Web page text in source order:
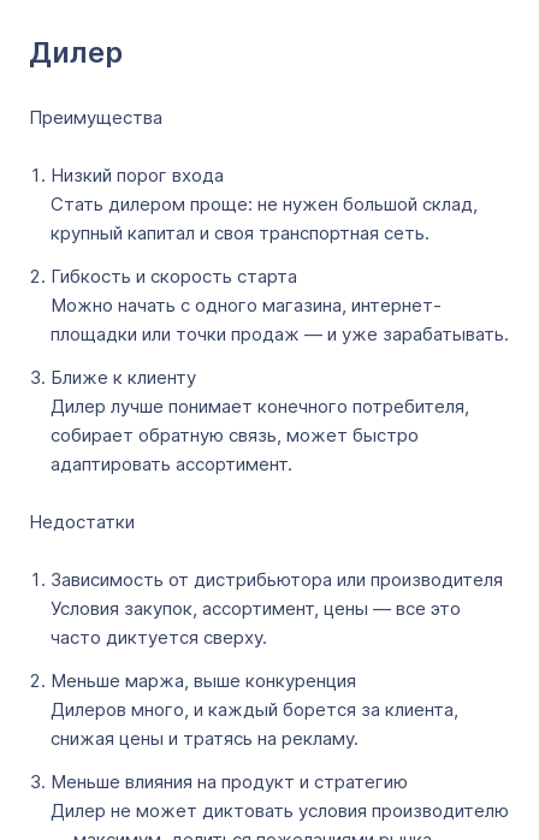
Дилер
Преимущества
Низкий порог входа
Стать дилером проще: не нужен большой склад,
крупный капитал и своя транспортная сеть.
Гибкость и скорость старта
Можно начать с одного магазина, интернет-
площадки или точки продаж — и уже зарабатывать.
Ближе к клиенту
Дилер лучше понимает конечного потребителя,
собирает обратную связь, может быстро
адаптировать ассортимент.
Недостатки
Зависимость от дистрибьютора или производителя
Условия закупок, ассортимент, цены — все это
часто диктуется сверху.
Меньше маржа, выше конкуренция
Дилеров много, и каждый борется за клиента,
снижая цены и тратясь на рекламу.
Меньше влияния на продукт и стратегию
Дилер не может диктовать условия производителю